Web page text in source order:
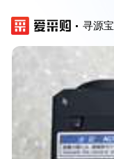
寻源